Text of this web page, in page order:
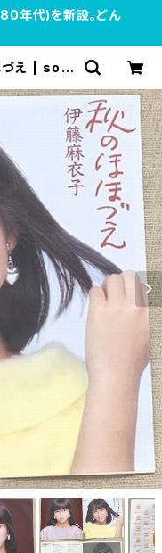
代)を新設。どん
づえ | soul